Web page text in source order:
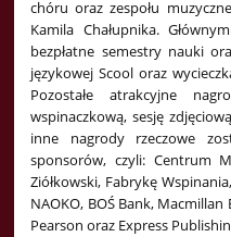
chóru oraz zespołu
Kamila Chałupnika.
bezpłatne semestry nauki
językowej Scool oraz
Pozostałe atrakcyjne
wspinaczkową, sesję
inne nagrody rzeczowe
sponsorów, czyli: Centrum
Ziółkowski, Fabrykę
NAOKO, BOŚ Bank,
Pearson oraz Express